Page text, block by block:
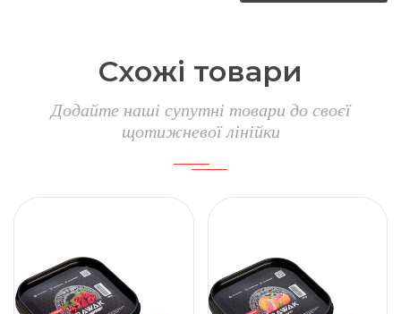
Схожі товари
Додайте наші супутні товари до своєї
щотижневої лінійки